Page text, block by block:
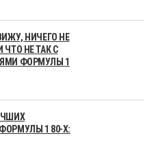
НИЧЕГО НЕ
НЕ ТАК С
ФОРМУЛЫ 1
1 80-Х: